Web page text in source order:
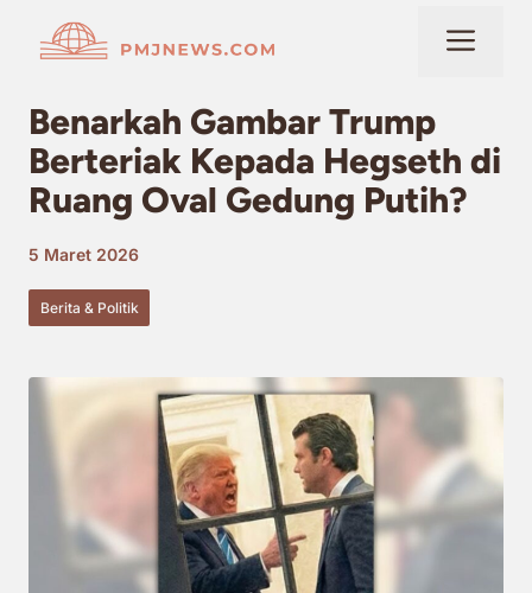
Benarkah Gambar Trump
Berteriak Kepada Hegseth di
Ruang Oval Gedung Putih?
5 Maret 2026
Berita & Politik